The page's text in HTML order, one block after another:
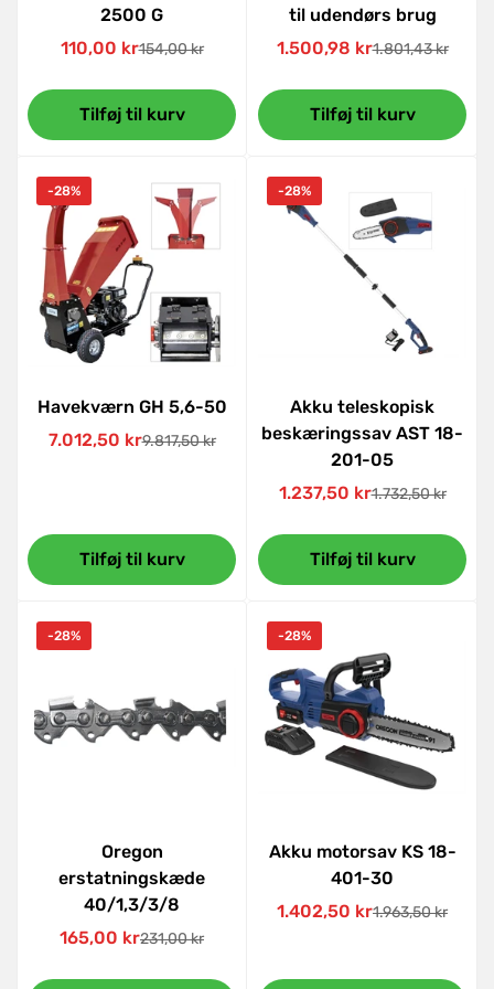
2500 G
Udsalgspris
110,00 krNormal
154,00 kr
Tilføj til kurv
til udendørs brug
Udsalgspris
1.500,98 krNormal
1.801,43 kr
Tilføj til kurv
-28%
Havekværn GH 5,6-50
Udsalgspris
7.012,50 krNormal
9.817,50 kr
Tilføj til kurv
-28%
Akku teleskopisk
beskæringssav AST 18-
201-05
Udsalgspris
1.237,50 krNormal
1.732,50 kr
Tilføj til kurv
-28%
Oregon
erstatningskæde
40/1,3/3/8
Udsalgspris
165,00 krNormal
231,00 kr
-28%
Akku motorsav KS 18-
401-30
Udsalgspris
1.402,50 krNormal
1.963,50 kr